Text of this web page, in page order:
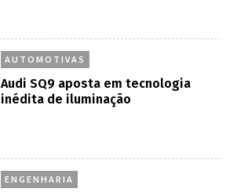
AUTOMOTIVAS
Audi SQ9 aposta em tecnologia
inédita de iluminação
ENGENHARIA